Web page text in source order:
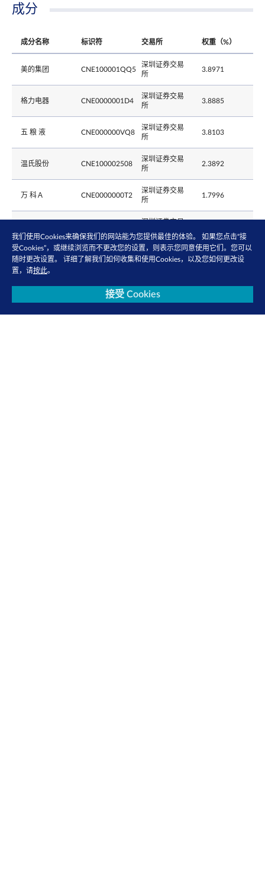
成分
成分名称 标识符 交易所 权重（%）
美的集团 CNE100001QQ5
深圳证券交易
所
3.8971
格力电器 CNE0000001D4
深圳证券交易
所
3.8885
五 粮 液 CNE000000VQ8
深圳证券交易
所
3.8103
温氏股份 CNE100002508
深圳证券交易
所
2.3892
万 科Ａ CNE0000000T2
深圳证券交易
所
1.7996
深圳证券交易
所
海康威视 CNE100000PM8
深圳证券交易
所
1.6217
CNE0000016L5
深圳证券交易
所
深圳证券交易
我们使用Cookies来确保我们的网站能为您提供最佳的体验。 如果您点击“接
受Cookies”，或继续浏览而不更改您的设置，则表示您同意使用它们。您可以
随时更改设置。 详细了解我们如何收集和使用Cookies，以及您如何更改设
置，请按此。
接受 Cookies